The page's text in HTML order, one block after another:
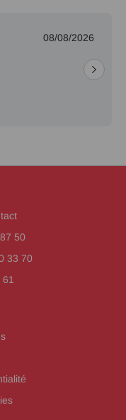
08/08/2026
50
33 70